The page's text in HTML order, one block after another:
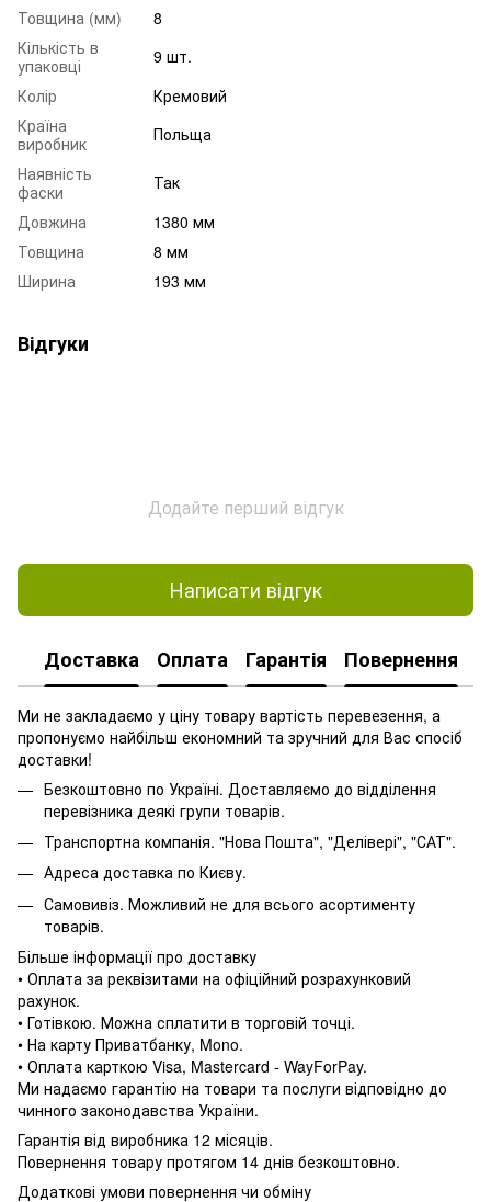
Товщина (мм)
8
Кількість в
упаковці
9 шт.
Колір
Кремовий
Країна
виробник
Польща
Наявність
фаски
Так
Довжина
1380 мм
Товщина
8 мм
Ширина
193 мм
Відгуки
Додайте перший відгук
Написати відгук
Доставка Оплата Гарантія Повернення
Ми не закладаємо у ціну товару вартість перевезення, а
пропонуємо найбільш економний та зручний для Вас спосіб
доставки!
Безкоштовно по Україні. Доставляємо до відділення
перевізника деякі групи товарів.
Транспортна компанія. "Нова Пошта", "Делівері", "САТ".
Адреса доставка по Києву.
Самовивіз. Можливий не для всього асортименту
товарів.
Більше інформації про доставку
• Оплата за реквізитами на офіційний розрахунковий
рахунок.
• Готівкою. Можна сплатити в торговій точці.
• На карту Приватбанку, Mono.
• Оплата карткою Visa, Mastercard - WayForPay.
Ми надаємо гарантію на товари та послуги відповідно до
чинного законодавства України.
Гарантія від виробника 12 місяців.
Повернення товару протягом 14 днів безкоштовно.
Додаткові умови повернення чи обміну